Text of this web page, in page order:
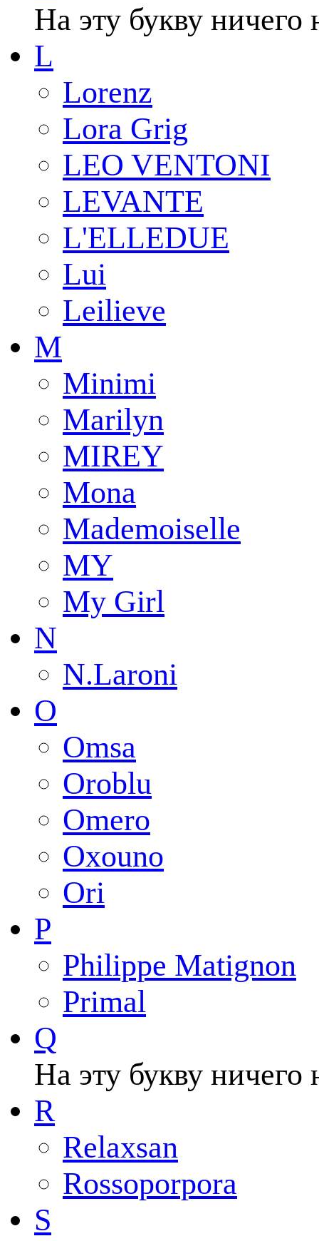
На эту букву ничего
L
Lorenz
Lora Grig
LEO VENTONI
LEVANTE
L'ELLEDUE
Lui
Leilieve
M
Minimi
Marilyn
MIREY
Mona
Mademoiselle
MY
My Girl
N
N.Laroni
O
Omsa
Oroblu
Omero
Oxouno
Ori
P
Philippe Matignon
Primal
Q
На эту букву ничего
R
Relaxsan
Rossoporpora
S